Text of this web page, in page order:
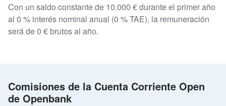
Con un saldo constante de 10.000 € durante el primer año
al 0 % interés nominal anual (0 % TAE), la remuneración
será de 0 € brutos al año.
Comisiones de la Cuenta Corriente Open
de Openbank